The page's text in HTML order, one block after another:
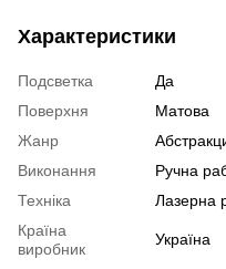
Характеристики
Подсветка
Да
Поверхня
Матова
Жанр
Виконання
Ручна
Техніка
Лазерна
Країна
виробник
Україна